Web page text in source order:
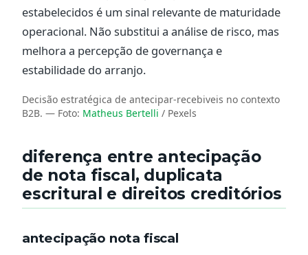
estabelecidos é um sinal relevante de maturidade
operacional. Não substitui a análise de risco, mas
melhora a percepção de governança e
estabilidade do arranjo.
Decisão estratégica de antecipar-recebiveis no contexto
B2B. — Foto: Matheus Bertelli / Pexels
diferença entre antecipação
de nota fiscal, duplicata
escritural e direitos creditórios
antecipação nota fiscal